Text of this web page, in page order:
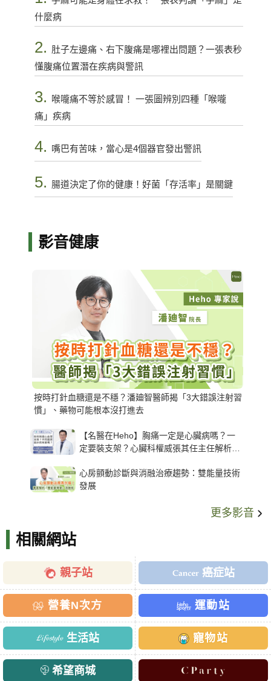
什麼病
2. 肚子左邊痛、右下腹痛是哪裡出問題？一張表秒
懂腹痛位置潛在疾病與警訊
3.
喉嚨痛不等於感冒！ 一張圖辨別四種「喉嚨
痛」疾病
4. 嘴巴有苦味，當心是4個器官發出警訊
5. 腸道決定了你的健康！好菌「存活率」是關鍵
影音健康
按時打針血糖還是不穩？潘廸智醫師揭「3大錯誤注射習
慣」、藥物可能根本沒打進去
【名醫在Heho】胸痛一定是心臟病嗎？一
定要裝支架？心臟科權威張其任主任解析支
心房顫動診斷與消融治療趨勢：雙能量技術
發展
更多影音
相關網站
親子站 癌症站
營養N次方 運動站
生活站 寵物站
希望商城